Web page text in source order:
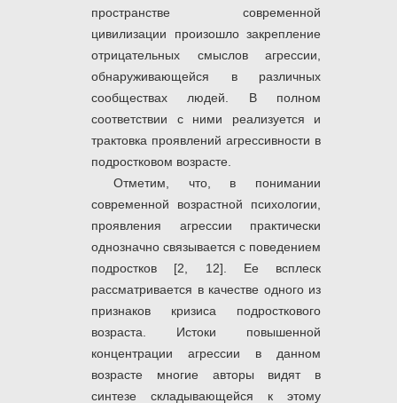
пространстве современной
цивилизации произошло закрепление
отрицательных смыслов агрессии,
обнаруживающейся в различных
сообществах людей. В полном
соответствии с ними реализуется и
трактовка проявлений агрессивности в
подростковом возрасте.
Отметим, что, в понимании
современной возрастной психологии,
проявления агрессии практически
однозначно связывается с поведением
подростков [2, 12]. Ее всплеск
рассматривается в качестве одного из
признаков кризиса подросткового
возраста. Истоки повышенной
концентрации агрессии в данном
возрасте многие авторы видят в
синтезе складывающейся к этому